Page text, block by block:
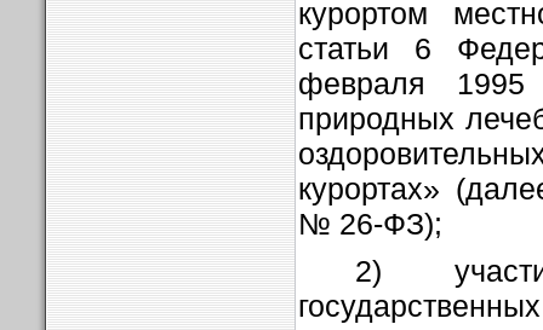
курортом
статьи 6
февраля
природных
курортах»
№ 26-ФЗ);
2)